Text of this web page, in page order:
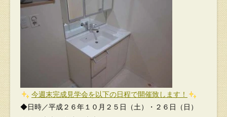
今週末完成見学会を以下の日程で開催致します！
◆日時／平成２６年１０月２５日（土）・２６日（日）